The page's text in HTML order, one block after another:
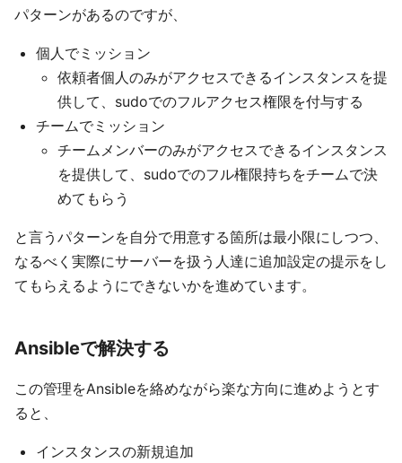
パターンがあるのですが、
個人でミッション
依頼者個人のみがアクセスできるインスタンスを提
供して、sudoでのフルアクセス権限を付与する
チームでミッション
チームメンバーのみがアクセスできるインスタンス
を提供して、sudoでのフル権限持ちをチームで決
めてもらう
と言うパターンを自分で用意する箇所は最小限にしつつ、
なるべく実際にサーバーを扱う人達に追加設定の提示をし
てもらえるようにできないかを進めています。
Ansibleで解決する
この管理をAnsibleを絡めながら楽な方向に進めようとす
ると、
インスタンスの新規追加